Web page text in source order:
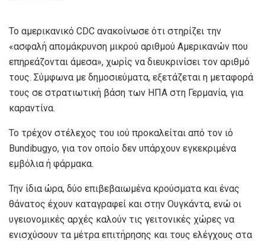
Το αμερικανικό CDC ανακοίνωσε ότι στηρίζει την
«ασφαλή απομάκρυνση μικρού αριθμού Αμερικανών που
επηρεάζονται άμεσα», χωρίς να διευκρινίσει τον αριθμό
τους. Σύμφωνα με δημοσιεύματα, εξετάζεται η μεταφορά
τους σε στρατιωτική βάση των ΗΠΑ στη Γερμανία, για
καραντίνα.
Το τρέχον στέλεχος του ιού προκαλείται από τον ιό
Bundibugyo, για τον οποίο δεν υπάρχουν εγκεκριμένα
εμβόλια ή φάρμακα.
Την ίδια ώρα, δύο επιβεβαιωμένα κρούσματα και ένας
θάνατος έχουν καταγραφεί και στην Ουγκάντα, ενώ οι
υγειονομικές αρχές καλούν τις γειτονικές χώρες να
ενισχύσουν τα μέτρα επιτήρησης και τους ελέγχους στα